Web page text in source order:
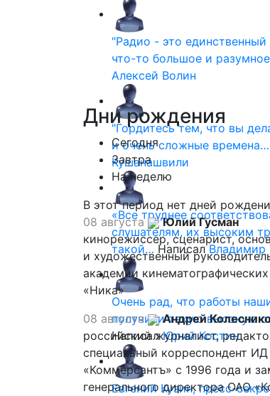
"Радио - это единственный
что-то большое и
Алексей Волин
"Гордитесь тем, что вы
и очень сложные времена…
Кушанашвили
«Все труднее
слушателям, их высоким
такой… НаписалВладимир
Очень рад, что работы
получили такую высокую
НаписалЮрий Костин
Евгений Кузин, пресс-
Днирождения
Сегодня
Завтра
На неделю
В этот период нет дней
08 августа
Юлий Гусман
кинорежиссер, сценарист,
и художественный
академии
«Ника»
08 августа
Андрей
российский журналист,
специальный корреспондент ИД
«Коммерсантъ» с 1996 года и
генерального директора ОАО